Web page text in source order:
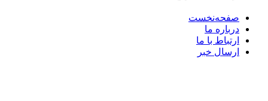
صفحه‌نخست
درباره ما
ارتباط با ما
ارسال خبر